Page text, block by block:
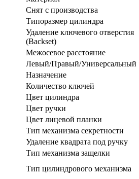
Cнят с производства
Типоразмер цилиндра
Удаление ключевого отверстия
(Backset)
Межосевое расстояние
Левый/Правый/Универсальный
Назначение
Количество ключей
Цвет цилиндра
Цвет ручки
Цвет лицевой планки
Тип механизма секретности
Удаление квадрата под ручку
Тип механизма защелки
Тип цилиндрового механизма